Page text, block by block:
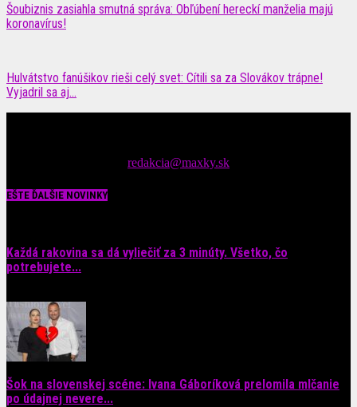
Šoubiznis zasiahla smutná správa: Obľúbení hereckí manželia majú
koronavírus!
Hulvátstvo fanúšikov rieši celý svet: Cítili sa za Slovákov trápne!
Vyjadril sa aj...
redakcia@maxky.sk
EŠTE ĎALŠIE NOVINKY
Každá rakovina sa dá vyliečiť za 3 minúty. Všetko, čo
potrebujete...
Šok na slovenskej scéne: Ivana Gáboríková prelomila mlčanie
po údajnej nevere...